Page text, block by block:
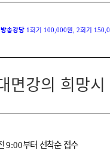
방송강당 1 회기 100,000원 , 2회기
면강의 희망
9:00부터 선착순 접수